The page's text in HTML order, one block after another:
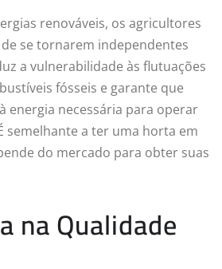
renováveis, os agricultores
se tornarem independentes
a vulnerabilidade às flutuações
fósseis e garante que
energia necessária para operar
semelhante a ter uma horta em
do mercado para obter suas
na Qualidade